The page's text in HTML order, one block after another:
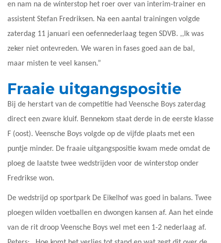
en nam na de winterstop het roer over van interim-trainer en
assistent Stefan Fredriksen. Na een aantal trainingen volgde
zaterdag 11 januari een oefennederlaag tegen SDVB. ,,Ik was
zeker niet ontevreden. We waren in fases goed aan de bal,
maar misten te veel kansen.”
Fraaie uitgangspositie
Bij de herstart van de competitie had Veensche Boys zaterdag
direct een zware kluif. Bennekom staat derde in de eerste klasse
F (oost). Veensche Boys volgde op de vijfde plaats met een
puntje minder. De fraaie uitgangspositie kwam mede omdat de
ploeg de laatste twee wedstrijden voor de winterstop onder
Fredrikse won.
De wedstrijd op sportpark De Eikelhof was goed in balans. Twee
ploegen wilden voetballen en dwongen kansen af. Aan het einde
van de rit droop Veensche Boys wel met een 1-2 nederlaag af.